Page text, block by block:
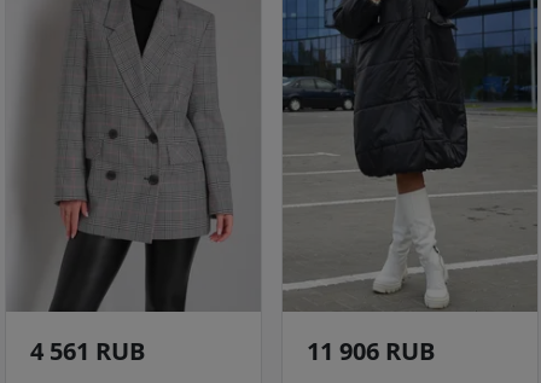
4 561 RUB 11 906 RUB